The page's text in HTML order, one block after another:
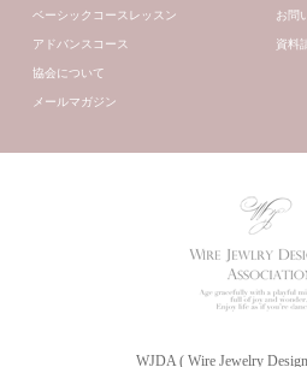
ベーシックコースレッスン
アドバンスコース
協会について
メールマガジン
お問
資料
WJDA ( Wire Jewelry